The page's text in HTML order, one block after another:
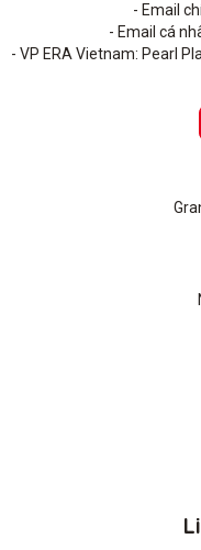
- Email
- Email cá
- VP ERA Vietnam: Pearl